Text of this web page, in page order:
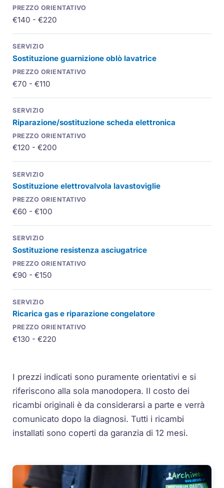
€140 - €220
Sostituzione guarnizione oblò lavatrice
€70 - €110
Riparazione/sostituzione scheda elettronica
€120 - €200
Sostituzione elettrovalvola lavastoviglie
€60 - €100
Sostituzione resistenza asciugatrice
€90 - €150
Ricarica gas e riparazione congelatore
€130 - €220
I prezzi indicati sono puramente orientativi e si
riferiscono alla sola manodopera. Il costo dei
ricambi originali è da considerarsi a parte e verrà
comunicato dopo la diagnosi. Tutti i ricambi
installati sono coperti da garanzia di 12 mesi.